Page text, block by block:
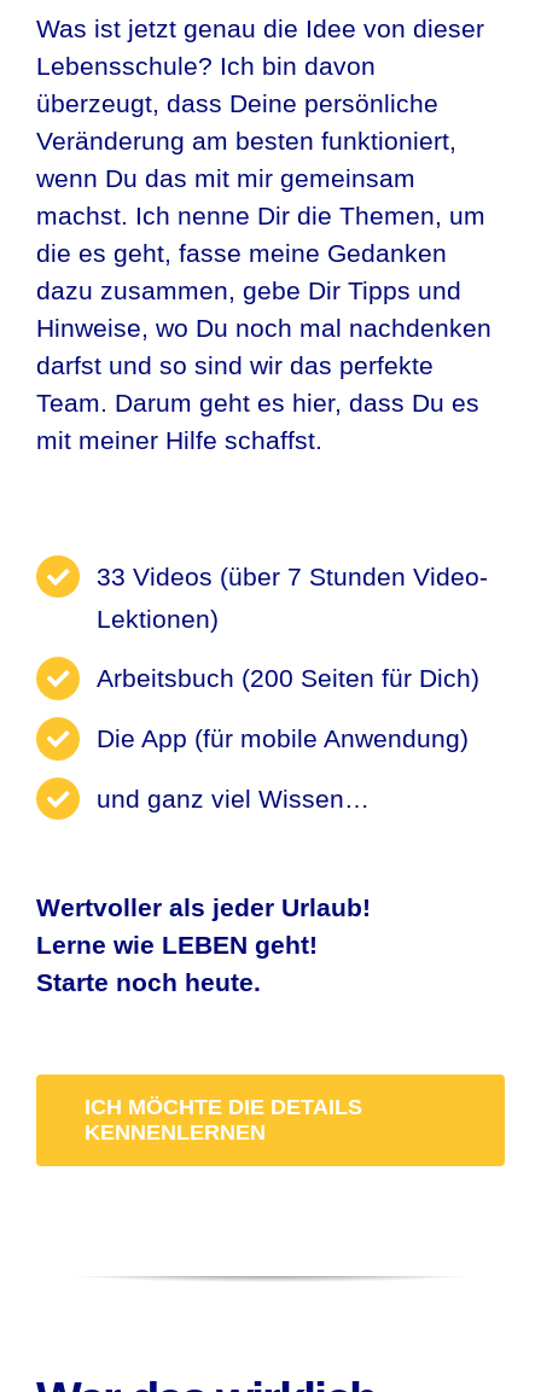
Was ist jetzt genau die Idee von dieser
Lebensschule? Ich bin davon
überzeugt, dass Deine persönliche
Veränderung am besten funktioniert,
wenn Du das mit mir gemeinsam
machst. Ich nenne Dir die Themen, um
die es geht, fasse meine Gedanken
dazu zusammen, gebe Dir Tipps und
Hinweise, wo Du noch mal nachdenken
darfst und so sind wir das perfekte
Team. Darum geht es hier, dass Du es
mit meiner Hilfe schaffst.
33 Videos (über 7 Stunden Video-
Lektionen)
Arbeitsbuch (200 Seiten für Dich)
Die App (für mobile Anwendung)
und ganz viel Wissen…
Wertvoller als jeder Urlaub!
Lerne wie LEBEN geht!
Starte noch heute.
ICH MÖCHTE DIE DETAILS
KENNENLERNEN